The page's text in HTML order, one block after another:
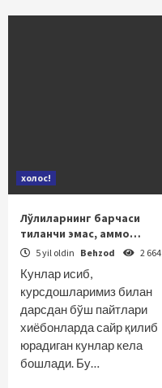
холос!
Лўлиларнинг барчаси
тиланчи эмас, аммо…
5 yil oldin Behzod 2 664
Кунлар исиб,
курсдошларимиз билан
дарсдан бўш пайтлари
хиёбонларда сайр қилиб
юрадиган кунлар кела
бош­лади. Бу…